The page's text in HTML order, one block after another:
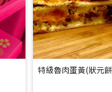
特級魯肉蛋黃(狀元
還沒有註冊過，
就能完成註冊。
續嗎？
繼續註冊
QR code
」LINE 好友，
冊喔。
LINE 好友
繼續註冊
了！
資料吧~
等候審查中，
品嗎？
易通過審核嗎？
學吧！